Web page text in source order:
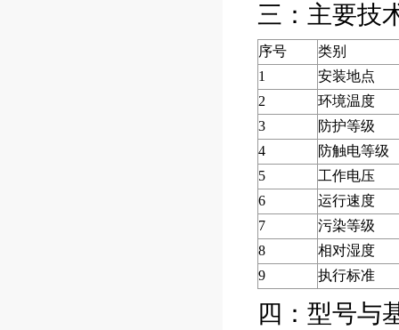
三：主要技
序号
类别
1
安装地点
2
环境温度
3
防护等级
4
防触电等级
5
工作电压
6
运行速度
7
污染等级
8
相对湿度
9
执行标准
四：型号与